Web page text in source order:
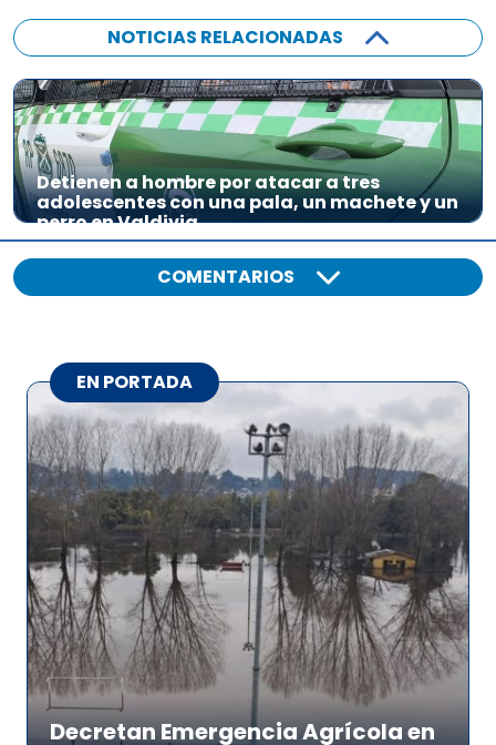
NOTICIAS RELACIONADAS
Detienen a hombre por atacar a tres
adolescentes con una pala, un machete y un
perro en Valdivia
COMENTARIOS
EN PORTADA
Decretan Emergencia Agrícola en